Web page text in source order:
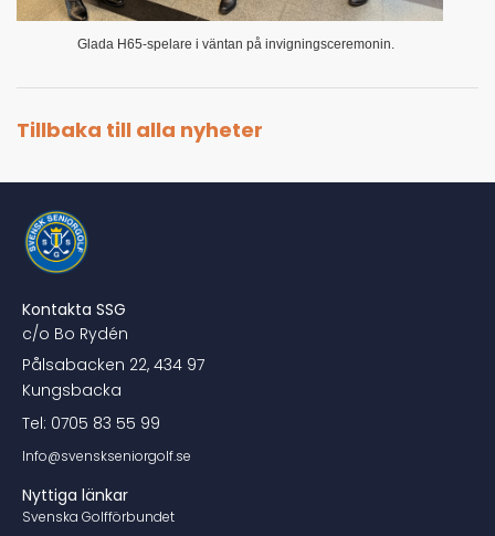
Glada H65-spelare i väntan på invigningsceremonin.
Tillbaka till alla nyheter
Kontakta SSG
c/o Bo Rydén
Pålsabacken 22, 434 97
Kungsbacka
Tel: 0705 83 55 99
Info@svenskseniorgolf.se
Nyttiga länkar
Svenska Golfförbundet